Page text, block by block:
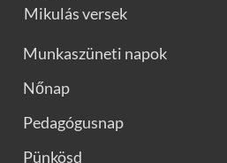
Mikulás versek
Munkaszüneti napok
Nőnap
Pedagógusnap
Pünkösd